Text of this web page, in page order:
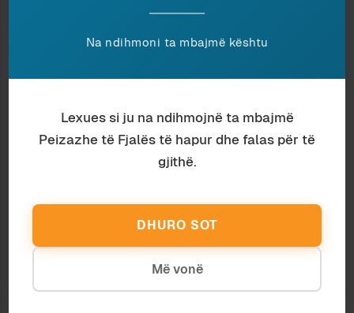
meqë shembujt pozitivë nuk mungojnë, veçse
In "Media"
In "Gjuhësi"
KATOVICA SANS PEINE
In "Histori"
Na ndihmoni ta mbajmë kështu
Lexues si ju na ndihmojnë ta mbajmë
Peizazhe të Fjalës të hapur dhe falas për të
gjithë.
DHURO SOT
Më vonë